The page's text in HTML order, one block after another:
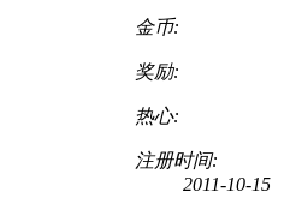
金币:
奖励:
热心:
注册时间:
2011-10-15